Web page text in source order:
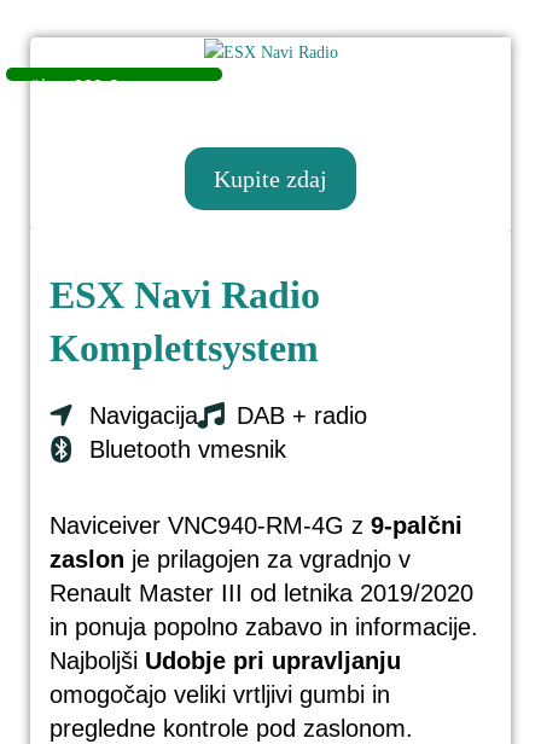
Kupite zdaj
ESX Navi Radio
Komplettsystem
ESX Navi Radio Komplettsystem
Navigacija
DAB + radio
Bluetooth vmesnik
Naviceiver VNC940-RM-4G z 9-palčni
zaslon je prilagojen za vgradnjo v
Renault Master III od letnika 2019/2020
in ponuja popolno zabavo in informacije.
Najboljši Udobje pri upravljanju
omogočajo veliki vrtljivi gumbi in
pregledne kontrole pod zaslonom.